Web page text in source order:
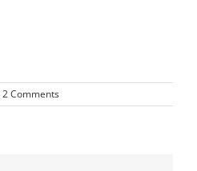
2 Comments